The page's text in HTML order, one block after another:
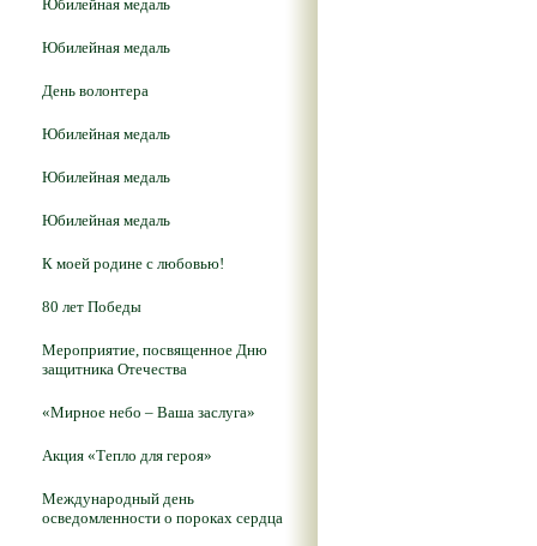
Юбилейная медаль
Юбилейная медаль
День волонтера
Юбилейная медаль
Юбилейная медаль
Юбилейная медаль
К моей родине с любовью!
80 лет Победы
Мероприятие, посвященное Дню
защитника Отечества
«Мирное небо – Ваша заслуга»
Акция «Тепло для героя»
Международный день
осведомленности о пороках сердца